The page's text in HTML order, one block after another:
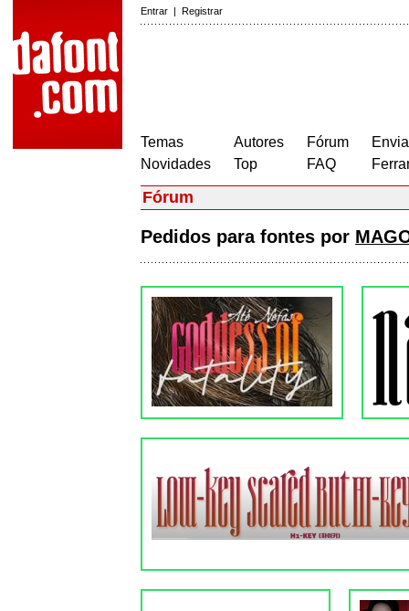
Entrar | Registrar
Temas
Novidades
Autores
Top
Fórum
FAQ
Fórum
Pedidos para fontes por